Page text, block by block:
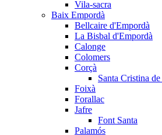
Vila-sacra
Baix Empordà
Bellcaire d'Empordà
La Bisbal d'Empordà
Calonge
Colomers
Corçà
Santa Cristina
Foixà
Forallac
Jafre
Font Santa
Palamós